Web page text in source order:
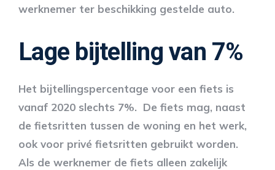
werknemer ter beschikking gestelde auto.
Lage bijtelling van 7%
Het bijtellingspercentage voor een fiets is
vanaf 2020 slechts 7%. De fiets mag, naast
de fietsritten tussen de woning en het werk,
ook voor privé fietsritten gebruikt worden.
Als de werknemer de fiets alleen zakelijk